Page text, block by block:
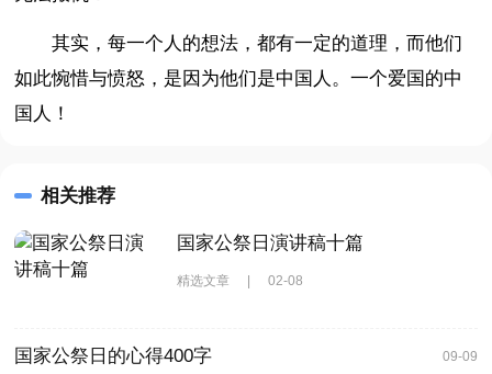
其实，每一个人的想法，都有一定的道理，而他们
如此惋惜与愤怒，是因为他们是中国人。一个爱国的中
国人！
相关推荐
国家公祭日演讲稿十篇
精选文章 | 02-08
国家公祭日的心得400字 09-09